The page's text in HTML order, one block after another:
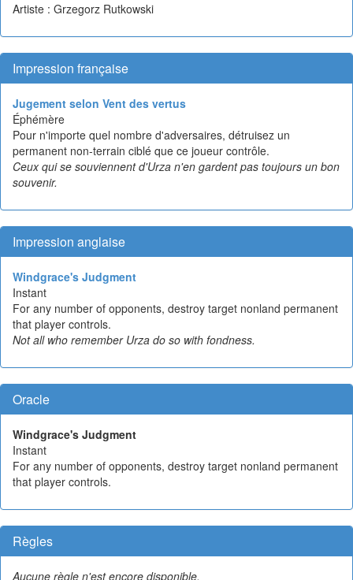
Artiste : Grzegorz Rutkowski
Impression française
Jugement selon Vent des vertus
Éphémère
Pour n'importe quel nombre d'adversaires, détruisez un
permanent non-terrain ciblé que ce joueur contrôle.
Ceux qui se souviennent d'Urza n'en gardent pas toujours un bon
souvenir.
Impression anglaise
Windgrace's Judgment
Instant
For any number of opponents, destroy target nonland permanent
that player controls.
Not all who remember Urza do so with fondness.
Oracle
Windgrace's Judgment
Instant
For any number of opponents, destroy target nonland permanent
that player controls.
Règles
Aucune règle n'est encore disponible.